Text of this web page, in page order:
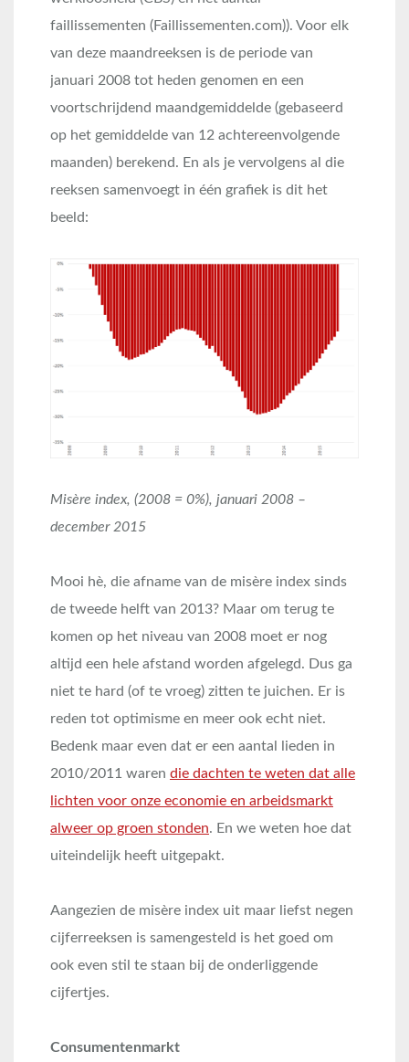
faillissementen (Faillissementen.com)). Voor elk
van deze maandreeksen is de periode van
januari 2008 tot heden genomen en een
voortschrijdend maandgemiddelde (gebaseerd
op het gemiddelde van 12 achtereenvolgende
maanden) berekend. En als je vervolgens al die
reeksen samenvoegt in één grafiek is dit het
beeld:
Misère index, (2008 = 0%), januari 2008 –
december 2015
Mooi hè, die afname van de misère index sinds
de tweede helft van 2013? Maar om terug te
komen op het niveau van 2008 moet er nog
altijd een hele afstand worden afgelegd. Dus ga
niet te hard (of te vroeg) zitten te juichen. Er is
reden tot optimisme en meer ook echt niet.
Bedenk maar even dat er een aantal lieden in
2010/2011 waren die dachten te weten dat alle
lichten voor onze economie en arbeidsmarkt
alweer op groen stonden. En we weten hoe dat
uiteindelijk heeft uitgepakt.
Aangezien de misère index uit maar liefst negen
cijferreeksen is samengesteld is het goed om
ook even stil te staan bij de onderliggende
cijfertjes.
Consumentenmarkt